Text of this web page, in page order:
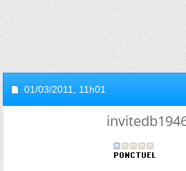
01/03/2011, 11h01